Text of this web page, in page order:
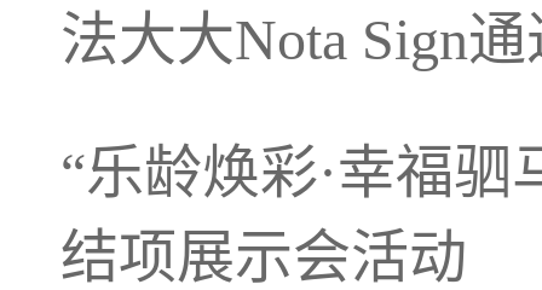
法大大Nota Sign
“乐龄焕彩·幸福
结项展示会活动